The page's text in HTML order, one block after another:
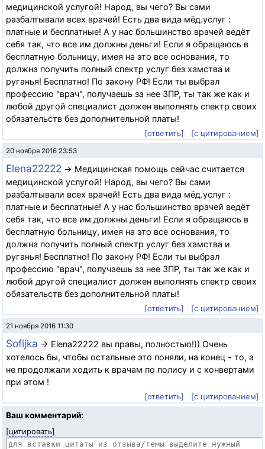
медицинской услугой! Народ, вы чего? Вы сами
разбалтывали всех врачей! Есть два вида мёд.услуг :
платные и бесплатные! А у нас большинство врачей ведёт
себя так, что все им должны деньги! Если я обращаюсь в
бесплатную больницу, имея на это все основания, то
должна получить полный спектр услуг без хамства и
руганья! Бесплатно! По закону РФ! Если ты выбрал
профессию "врач", получаешь за нее ЗПР, ты так же как и
любой другой специалист должен выполнять спектр своих
обязательств без дополнительной платы!
[ответить] [с цитированием]
20 ноября 2016 23:53
Elena22222 → Медицинская помощь сейчас считается
медицинской услугой! Народ, вы чего? Вы сами
разбалтывали всех врачей! Есть два вида мёд.услуг :
платные и бесплатные! А у нас большинство врачей ведёт
себя так, что все им должны деньги! Если я обращаюсь в
бесплатную больницу, имея на это все основания, то
должна получить полный спектр услуг без хамства и
руганья! Бесплатно! По закону РФ! Если ты выбрал
профессию "врач", получаешь за нее ЗПР, ты так же как и
любой другой специалист должен выполнять спектр своих
обязательств без дополнительной платы!
[ответить] [с цитированием]
21 ноября 2016 11:30
Sofijka → Elena22222 вы правы, полностью!)) Очень
хотелось бы, чтобы остальные это поняли, на конец - то, а
не продолжали ходить к врачам по полису и с конвертами
при этом !
[ответить]
[с цитированием]
Ваш комментарий:
[цитировать]